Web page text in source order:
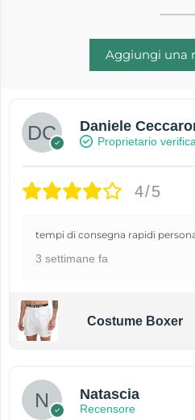
Aggiungi una
Daniele
Proprietario
4/5
tempi di consegna rapidi
3 settimane fa
Costume Boxer
Natascia
Recensore